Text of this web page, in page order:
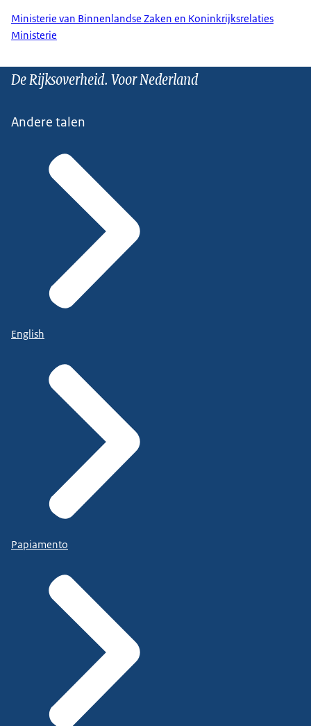
Ministerie van Binnenlandse Zaken en Koninkrijksrelaties
Ministerie
De Rijksoverheid. Voor Nederland
Andere talen
English
Papiamento